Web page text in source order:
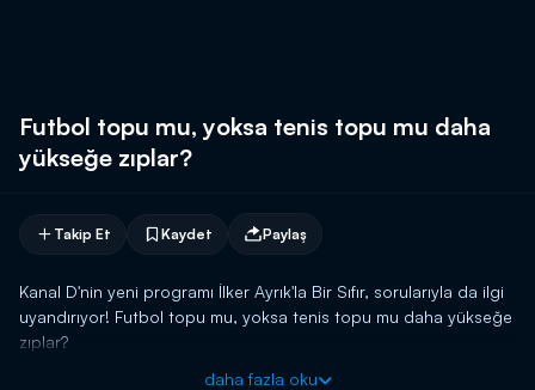
Futbol topu mu, yoksa tenis topu mu daha
yükseğe zıplar?
Takip Et Kaydet Paylaş
Kanal D'nin yeni programı İlker Ayrık'la Bir Sıfır, sorularıyla da ilgi
uyandırıyor! Futbol topu mu, yoksa tenis topu mu daha yükseğe
zıplar?
daha fazla oku